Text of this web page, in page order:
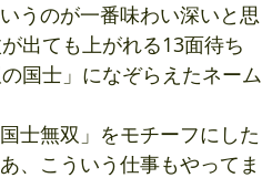
うのが一番味わい深いと思
出ても上がれる13面待ち
国士」になぞらえたネーム
士無双」をモチーフにした
、こういう仕事もやってま